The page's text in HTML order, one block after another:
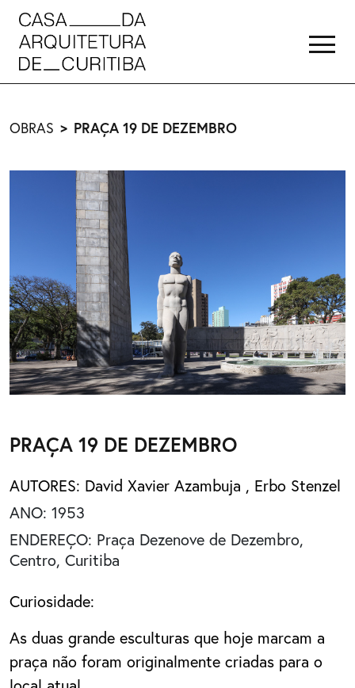
OBRAS PRAÇA 19 DE DEZEMBRO
PRAÇA 19 DE DEZEMBRO
AUTORES: David Xavier Azambuja , Erbo Stenzel
ANO: 1953
ENDEREÇO: Praça Dezenove de Dezembro,
Centro, Curitiba
Curiosidade:
As duas grande esculturas que hoje marcam a
praça não foram originalmente criadas para o